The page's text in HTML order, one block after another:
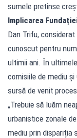
sumele pretinse
Implicarea
Dan Trifu,
cunoscut pentru
ultimii ani. În
comisiile de mediu
sursă de venit
„Trebuie să luăm
urbanistice zonale
mediu prin dispariția